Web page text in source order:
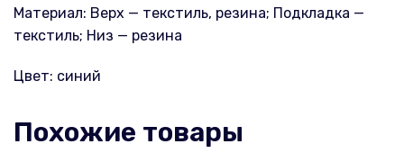
Материал: Верх — текстиль, резина; Подкладка —
текстиль; Низ — резина
Цвет: синий
Похожие товары